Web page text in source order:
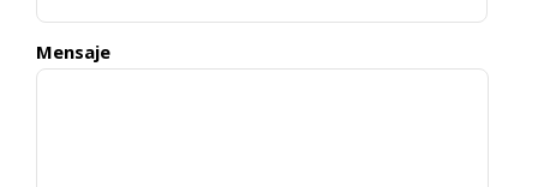
Mensaje